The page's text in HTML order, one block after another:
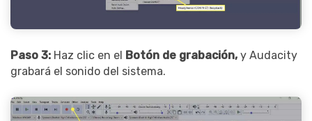
Paso 3: Haz clic en el Botón de grabación, y Audacity
grabará el sonido del sistema.